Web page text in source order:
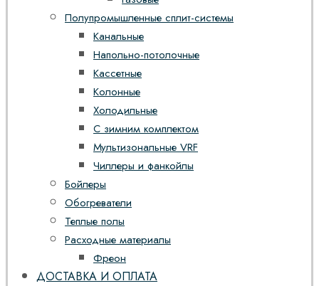
Полупромышленные сплит-системы
Канальные
Напольно-потолочные
Кассетные
Колонные
Холодильные
С зимним комплектом
Мультизональные VRF
Чиллеры и фанкойлы
Бойлеры
Обогреватели
Теплые полы
Расходные материалы
Фреон
ДОСТАВКА И ОПЛАТА